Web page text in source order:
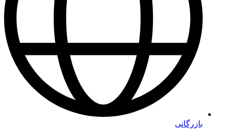
بازرگانی